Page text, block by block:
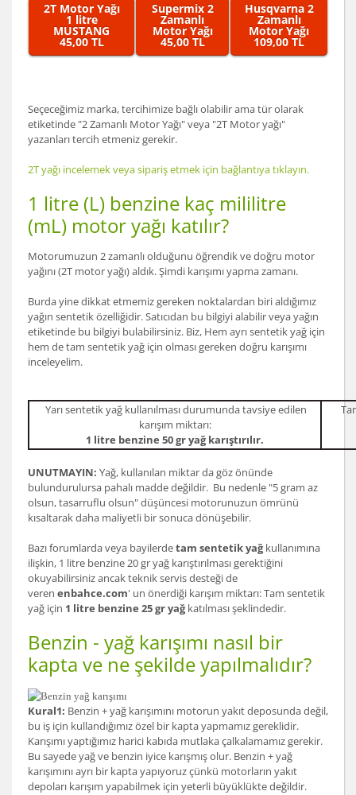
2T Motor Yağı
1 litre
MUSTANG
45,00 TL
Supermix 2
Zamanlı
Motor Yağı
45,00 TL
Husqvarna 2
Zamanlı
Motor Yağı
109,00 TL
Seçeceğimiz marka, tercihimize bağlı olabilir ama tür olarak
etiketinde "2 Zamanlı Motor Yağı" veya "2T Motor yağı"
yazanları tercih etmeniz gerekir.
2T yağı incelemek veya sipariş etmek için bağlantıya tıklayın.
1 litre (L) benzine kaç mililitre
(mL) motor yağı katılır?
Motorumuzun 2 zamanlı olduğunu öğrendik ve doğru motor
yağını (2T motor yağı) aldık. Şimdi karışımı yapma zamanı.
Burda yine dikkat etmemiz gereken noktalardan biri aldığımız
yağın sentetik özelliğidir. Satıcıdan bu bilgiyi alabilir veya yağın
etiketinde bu bilgiyi bulabilirsiniz. Biz, Hem ayrı sentetik yağ için
hem de tam sentetik yağ için olması gereken doğru karışımı
inceleyelim.
Yarı sentetik yağ kullanılması durumunda tavsiye edilen
karışım miktarı:
1 litre benzine 50 gr yağ karıştırılır.
UNUTMAYIN: Yağ, kullanılan miktar da göz önünde
bulundurulursa pahalı madde değildir. Bu nedenle "5 gram az
olsun, tasarruflu olsun" düşüncesi motorunuzun ömrünü
kısaltarak daha maliyetli bir sonuca dönüşebilir.
Bazı forumlarda veya bayilerdetam sentetik yağkullanımına
ilişkin, 1 litre benzine 20 gr yağ karıştırılması gerektiğini
okuyabilirsiniz ancak teknik servis desteği de
veren enbahce.com' un önerdiği karışım miktarı: Tam sentetik
yağ için 1 litre benzine 25 gr yağkatılması şeklindedir.
Benzin - yağ karışımı nasıl bir
kapta ve ne şekilde yapılmalıdır?
Kural1: Benzin + yağ karışımını motorun yakıt deposunda değil,
bu iş için kullandığımız özel bir kapta yapmamız gereklidir.
Karışımı yaptığımız harici kabıda mutlaka çalkalamamız gerekir.
Bu sayede yağ ve benzin iyice karışmış olur. Benzin + yağ
karışımını ayrı bir kapta yapıyoruz çünkü motorların yakıt
depoları karışım yapabilmek için yeterli büyüklükte değildir.